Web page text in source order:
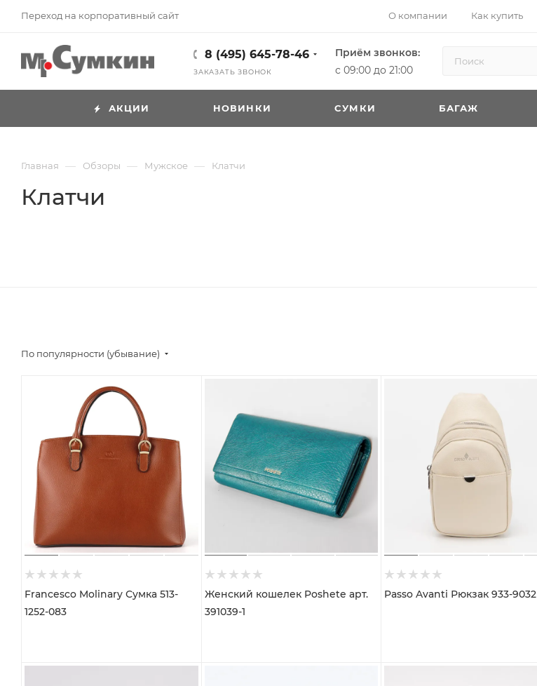
Переход на корпоративный сайт О компании Как купить
8 (495) 645-78-46
ЗАКАЗАТЬ ЗВОНОК
Приём звонков:
с 09:00 до 21:00
АКЦИИ НОВИНКИ CУМКИ БАГАЖ
Главная — Обзоры — Мужское — Клатчи
Клатчи
По популярности (убывание)
Francesco Molinary Сумка 513-
1252-083
Женский кошелек Poshete арт.
391039-1
Passo Avanti Рюкзак 933-9032